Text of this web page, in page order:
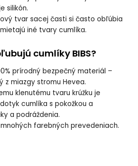
silikón.
tvar sacej časti si často obľúbia
iné tvary cumlíka.
cumlíky BIBS?
prírodný bezpečný materiál –
z miazgy stromu Hevea.
klenutému tvaru krúžku je
cumlíka s pokožkou a
a podráždenia.
farebných prevedeniach.